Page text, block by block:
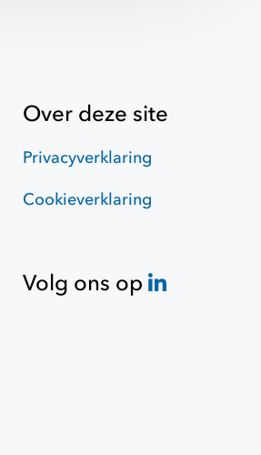
Over deze site
Privacyverklaring
Cookieverklaring
Volg ons op